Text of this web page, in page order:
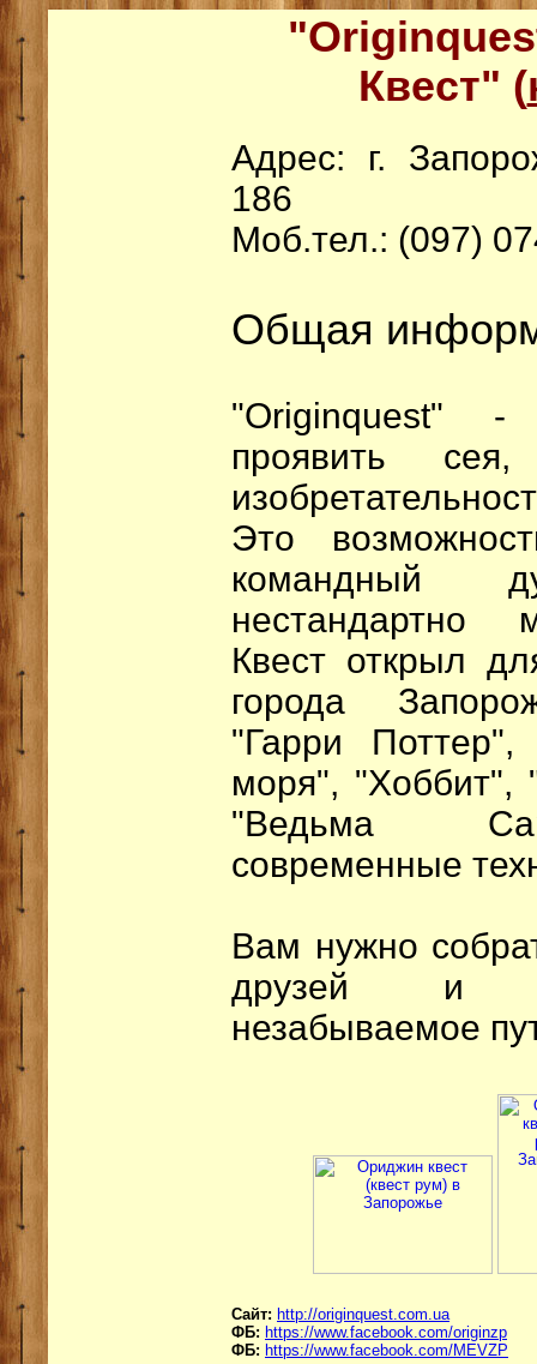
Квест" (
Адрес: г.
186
Моб.тел.: (097)
Общая
"Originquest" -
проявить
Это
командный
нестандартно
Квест открыл
города
"Гарри Поттер",
моря", "Хоббит",
"Ведьма
современные
Вам нужно
друзей и
незабываемое
Сайт: http://originquest.com.ua
ФБ: https://www.facebook.com/originzp
ФБ: https://www.facebook.com/MEVZP